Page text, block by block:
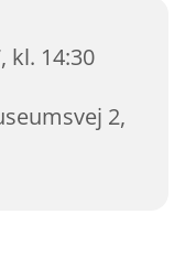
kl. 14:30
2,